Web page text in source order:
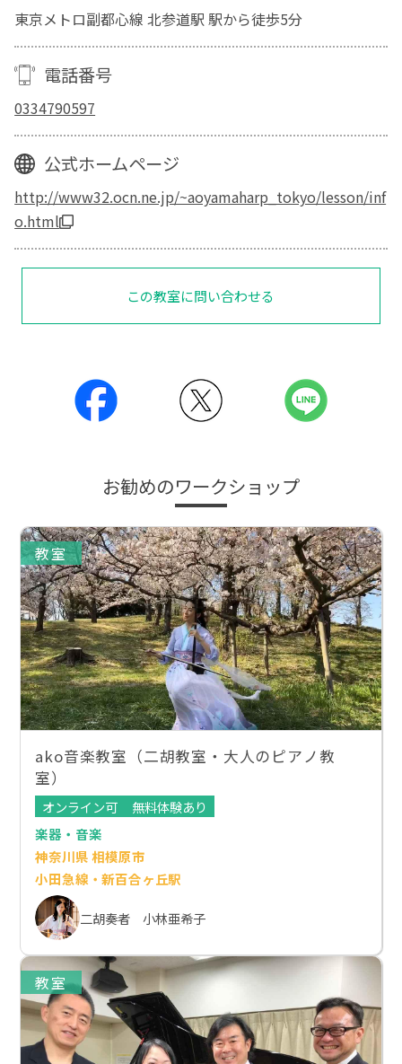
東京メトロ副都心線 北参道駅 駅から徒歩5分
電話番号
0334790597
公式ホームページ
http://www32.ocn.ne.jp/~aoyamaharp_tokyo/lesson/inf
o.html
この教室に問い合わせる
お勧めのワークショップ
教室
ako音楽教室（二胡教室・大人のピアノ教
室）
オンライン可
無料体験あり
楽器・音楽
神奈川県 相模原市
小田急線・新百合ヶ丘駅
二胡奏者 小林亜希子
教室